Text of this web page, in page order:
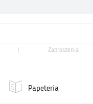
Zaproszenia
Papeteria